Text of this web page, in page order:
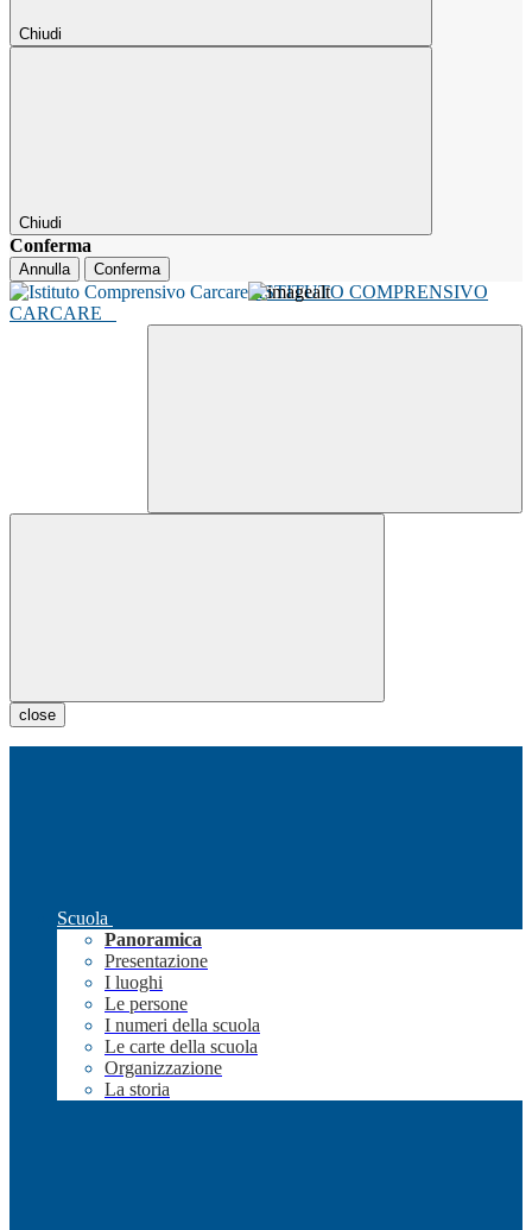
Chiudi
Chiudi
Conferma
Annulla Conferma
ISTITUTO COMPRENSIVO
CARCARE
close
Scuola
Panoramica
Presentazione
I luoghi
Le persone
I numeri della scuola
Le carte della scuola
Organizzazione
La storia